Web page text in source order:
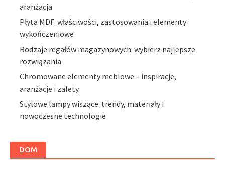
aranżacja
Płyta MDF: właściwości, zastosowania i elementy
wykończeniowe
Rodzaje regałów magazynowych: wybierz najlepsze
rozwiązania
Chromowane elementy meblowe – inspiracje,
aranżacje i zalety
Stylowe lampy wiszące: trendy, materiały i
nowoczesne technologie
DOM